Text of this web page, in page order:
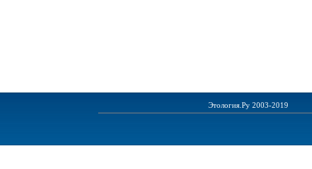
Этология.Ру 2003-2019